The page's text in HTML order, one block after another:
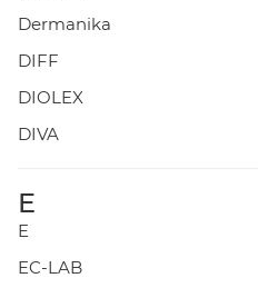
Dermanika
DIFF
DIOLEX
DIVA
E
E
EC-LAB